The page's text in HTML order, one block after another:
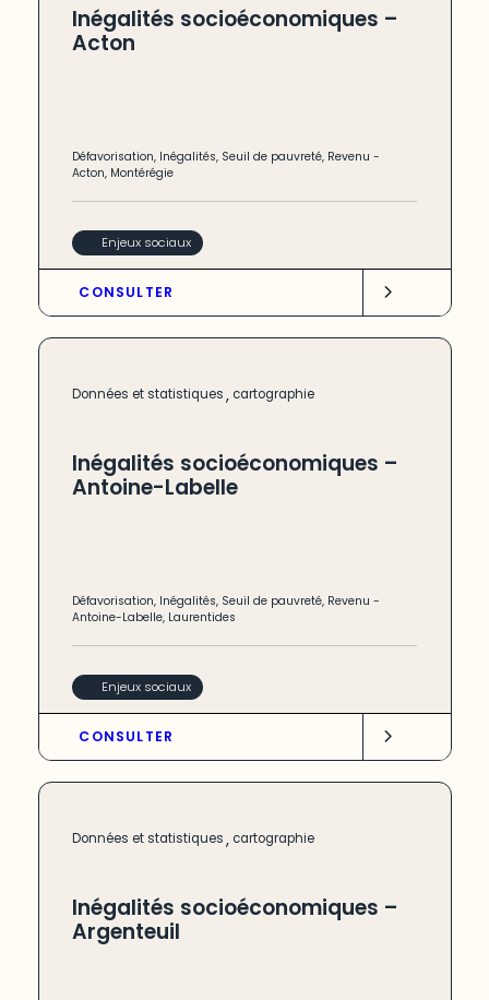
Inégalités socioéconomiques –
Acton
Défavorisation, Inégalités, Seuil de pauvreté, Revenu -
Acton, Montérégie
Enjeux sociaux
CONSULTER
Données et statistiques, cartographie
Inégalités socioéconomiques –
Antoine-Labelle
Défavorisation, Inégalités, Seuil de pauvreté, Revenu -
Antoine-Labelle, Laurentides
Enjeux sociaux
CONSULTER
Données et statistiques, cartographie
Inégalités socioéconomiques –
Argenteuil